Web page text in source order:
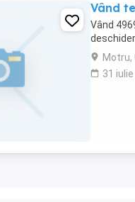
Vând
Vând
Motru,
31 iulie